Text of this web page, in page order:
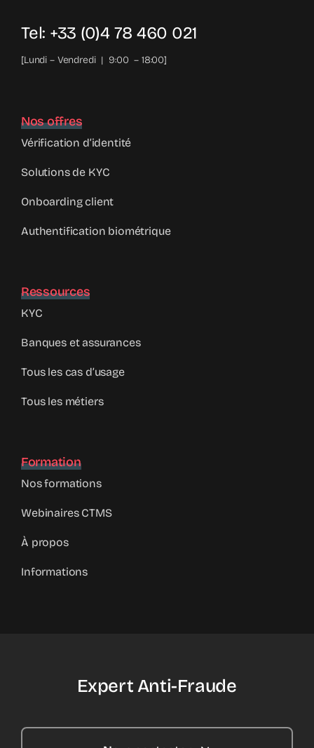
Tel: +33 (0)4 78 460 021
[Lundi – Vendredi | 9:00 – 18:00]
Nos offres
Vérification d’identité
Solutions de KYC
Onboarding client
Authentification biométrique
Ressources
KYC
Banques et assurances
Tous les cas d’usage
Tous les métiers
Formation
Nos formations
Webinaires CTMS
À propos
Informations
Expert Anti-Fraude